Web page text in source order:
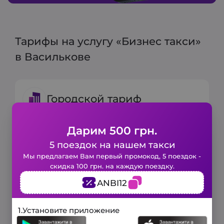
Тарифы на услугу «Бизнес такси»
в Василькове
Городской тариф
Минимальный тариф:
Включено 6 мин и 3 км
Цена за 1 км: 20 грн
Загородный тариф
Закажите такси в 1 клик!
Заполните короткую форму и наше
авто будет у вас уже через
несколько минут.
3 минуты
Дарим 500 грн.
5 поездок на нашем такси
Мы предлагаем Вам первый промокод, 5 поездок -
скидка 100 грн. на каждую поездку.
ANBI12
1.Установите приложение